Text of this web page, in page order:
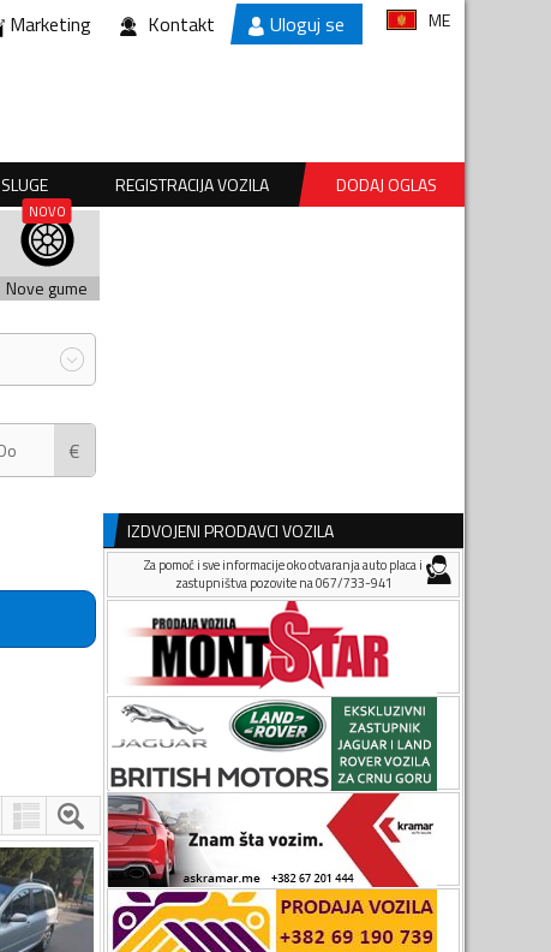
Marketing Kontakt Uloguj se ME
REGISTRACIJA VOZILA DODAJ OGLAS
Nove gume
€
IZDVOJENI PRODAVCI VOZILA
Za pomoć i sve informacije oko otvaranja auto placa i
zastupništva pozovite na 067/733-941